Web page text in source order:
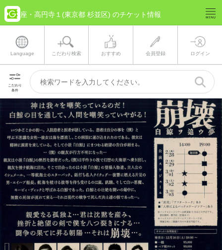
座・高円寺１(東京都 杉並区) のチケット情報
Language こだわり検索 おすすめ 会員登録 ログイン
こだわり
条件